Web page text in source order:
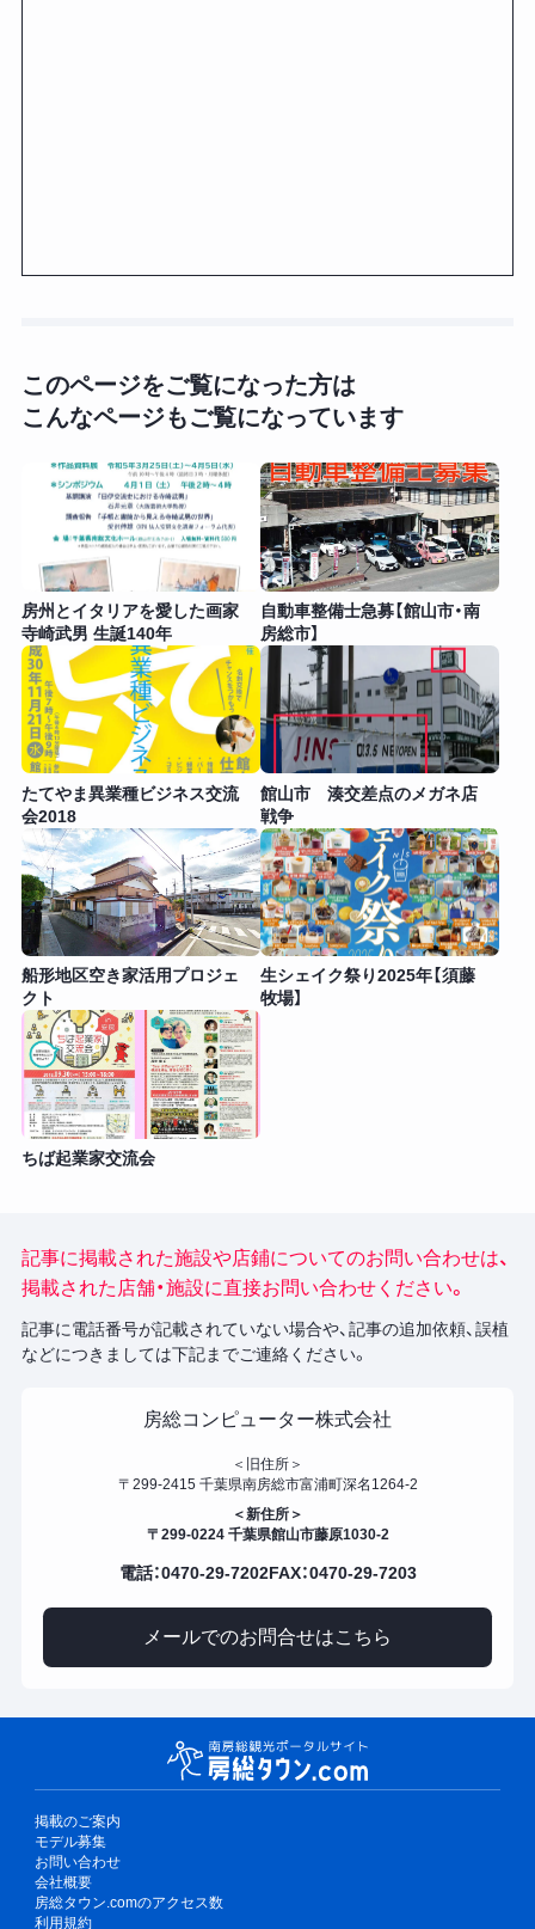
このページをご覧になった方は
こんなページもご覧になっています
房州とイタリアを愛した画家
寺崎武男 生誕140年
自動車整備士急募【館山市・南
房総市】
たてやま異業種ビジネス交流
会2018
館山市 湊交差点のメガネ店
戦争
船形地区空き家活用プロジェ
クト
生シェイク祭り2025年【須藤
牧場】
ちば起業家交流会
記事に掲載された施設や店鋪についてのお問い合わせは、
掲載された店舗・施設に直接お問い合わせください。
記事に電話番号が記載されていない場合や、記事の追加依頼、誤植
などにつきましては下記までご連絡ください。
房総コンピューター株式会社
＜旧住所＞
〒299-2415 千葉県南房総市富浦町深名1264-2
＜新住所＞
〒299-0224 千葉県館山市藤原1030-2
電話：0470-29-7202FAX：0470-29-7203
メールでのお問合せはこちら
掲載のご案内
モデル募集
お問い合わせ
会社概要
房総タウン.comのアクセス数
利用規約